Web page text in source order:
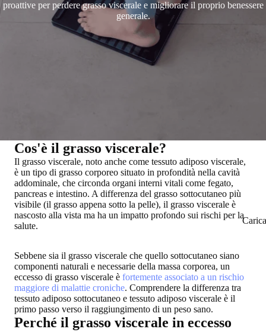
proattive per perdere grasso viscerale e migliorare il proprio benessere
generale.
Cos'è il grasso viscerale?
Il grasso viscerale, noto anche come tessuto adiposo viscerale,
è un tipo di grasso corporeo situato in profondità nella cavità
addominale, che circonda organi interni vitali come fegato,
pancreas e intestino. A differenza del grasso sottocutaneo più
visibile (il grasso appena sotto la pelle), il grasso viscerale è
nascosto alla vista ma ha un impatto profondo sui rischi per la
salute.
Sebbene sia il grasso viscerale che quello sottocutaneo siano
componenti naturali e necessarie della massa corporea, un
eccesso di grasso viscerale è fortemente associato a un rischio
maggiore di malattie croniche. Comprendere la differenza tra
tessuto adiposo sottocutaneo e tessuto adiposo viscerale è il
primo passo verso il raggiungimento di un peso sano.
Perché il grasso viscerale in eccesso